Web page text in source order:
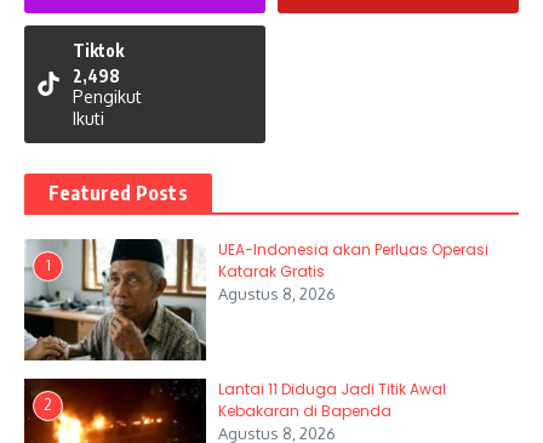
Tiktok
2,498
Pengikut
Ikuti
Featured Posts
1
UEA-Indonesia akan Perluas Operasi
Katarak Gratis
Agustus 8, 2026
2
Lantai 11 Diduga Jadi Titik Awal
Kebakaran di Bapenda
Agustus 8, 2026